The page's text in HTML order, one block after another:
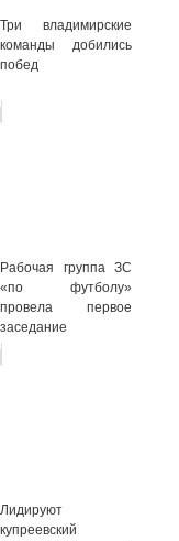
Три владимирские
команды добились
побед
Рабочая группа ЗС
«по футболу»
провела первое
заседание
Лидируют
купреевский